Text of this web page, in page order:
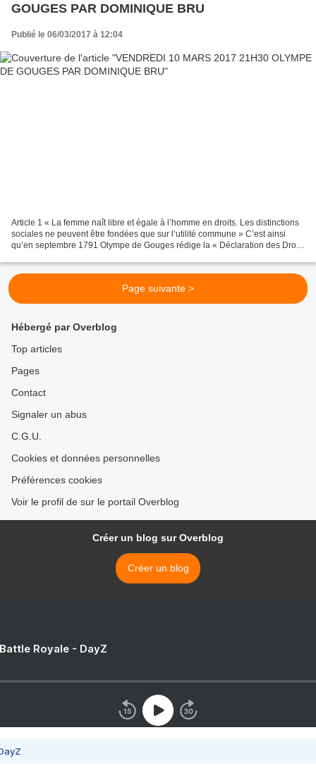
GOUGES PAR DOMINIQUE BRU
Publié le 06/03/2017 à 12:04
Article 1 « La femme naît libre et égale à l’homme en droits. Les distinctions
sociales ne peuvent être fondées que sur l’utilité commune » C’est ainsi
qu’en septembre 1791 Olympe de Gouges rédige la « Déclaration des Droits
Page suivante >
Hébergé par Overblog
Top articles
Pages
Contact
Signaler un abus
C.G.U.
Cookies et données personnelles
Préférences cookies
Voir le profil de sur le portail Overblog
Créer un blog sur Overblog
Créer un blog
Royale - DayZ